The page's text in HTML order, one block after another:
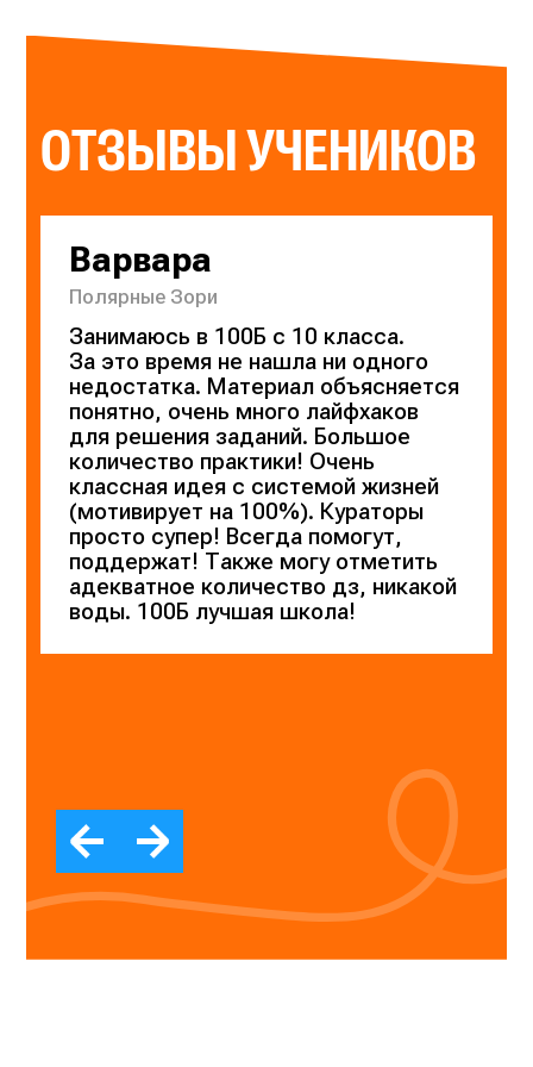
ОТЗЫВЫ УЧЕНИКОВ
Варвара
Полярные Зори
Занимаюсь в 100Б с 10 класса.
За это время не нашла ни одного
недостатка. Материал объясняется
понятно, очень много лайфхаков
для решения заданий. Большое
количество практики! Очень
классная идея с системой жизней
(мотивирует на 100%). Кураторы
просто супер! Всегда помогут,
поддержат! Также могу отметить
адекватное количество дз, никакой
воды. 100Б лучшая школа!